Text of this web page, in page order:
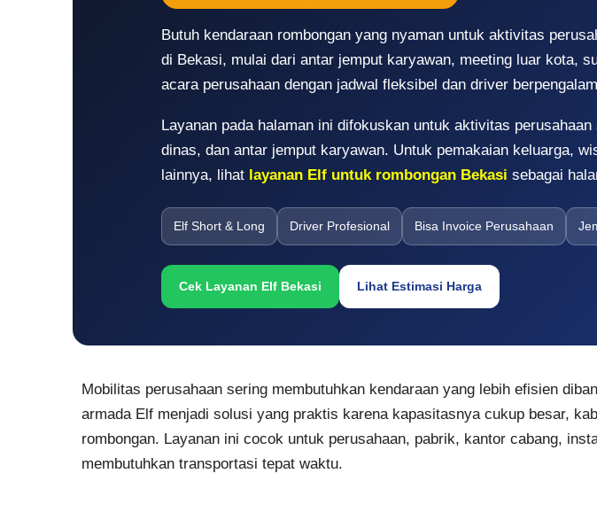
Butuh kendaraan rombongan yang nyaman untuk aktivitas
di Bekasi, mulai dari antar jemput karyawan, meeting luar kota,
acara perusahaan dengan jadwal fleksibel dan driver
Layanan pada halaman ini difokuskan untuk aktivitas
dinas, dan antar jemput karyawan. Untuk pemakaian keluarga,
lainnya, lihat layanan Elf untuk rombongan Bekasi sebagai
Elf Short & Long Driver Profesional Bisa Invoice Perusahaan
Cek Layanan Elf Bekasi Lihat Estimasi Harga
Mobilitas perusahaan sering membutuhkan kendaraan yang lebih efisien
armada Elf menjadi solusi yang praktis karena kapasitasnya cukup besar,
rombongan. Layanan ini cocok untuk perusahaan, pabrik, kantor cabang,
membutuhkan transportasi tepat waktu.